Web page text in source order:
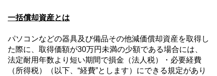
一括償却資産とは
パソコンなどの器具及び備品その他減価償却資産を取得し
た際に、取得価額が30万円未満の少額である場合には、
法定耐用年数より短い期間で損金（法人税）・必要経費
（所得税）（以下、 “経費”とします）にできる規定があり